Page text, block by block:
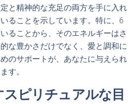
と精神的な充足の両方を手に入れ
ることを示しています。特に、6
ることから、そのエネルギーはさ
な豊かさだけでなく、愛と調和に
のサポートが、あなたに与えられ
す。
スピリチュアルな目